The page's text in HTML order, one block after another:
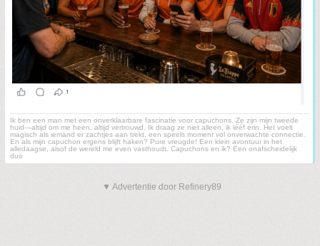
Ik ben een man met een onverklaarbare fascinatie voor capuchons. Ze zijn mijn tweede
huid—altijd om me heen, altijd vertrouwd. Ik draag ze niet alleen, ik lééf erin. Het voelt
magisch als iemand er zachtjes aan trekt, een speels moment vol onverwachte connectie.
En als mijn capuchon ergens blijft haken? Pure vreugde! Een klein avontuur in het
alledaagse, alsof de wereld me even vasthoudt. Capuchons en ik? Een onafscheidelijk
duo
▼ Advertentie door Refinery89